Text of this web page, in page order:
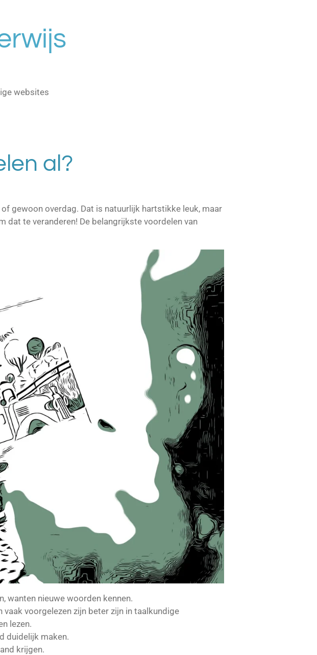
websites
al?
gewoon overdag. Dat is natuurlijk hartstikke leuk, maar
dat te veranderen! De belangrijkste voordelen van
wanten nieuwe woorden kennen.
voorgelezen zijn beter zijn in taalkundige
lezen.
duidelijk maken.
krijgen.